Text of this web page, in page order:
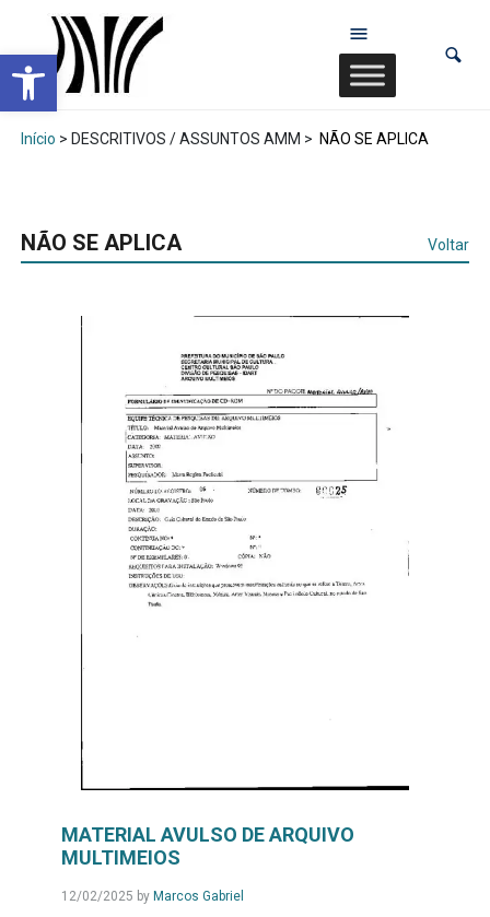
Abrir a barra de ferramentas
Início > DESCRITIVOS / ASSUNTOS AMM > NÃO SE APLICA
NÃO SE APLICA Voltar
MATERIAL AVULSO DE ARQUIVO
MULTIMEIOS
12/02/2025 by Marcos Gabriel